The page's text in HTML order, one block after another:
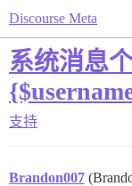
Discourse Meta
系统消息
支持
Brandon007